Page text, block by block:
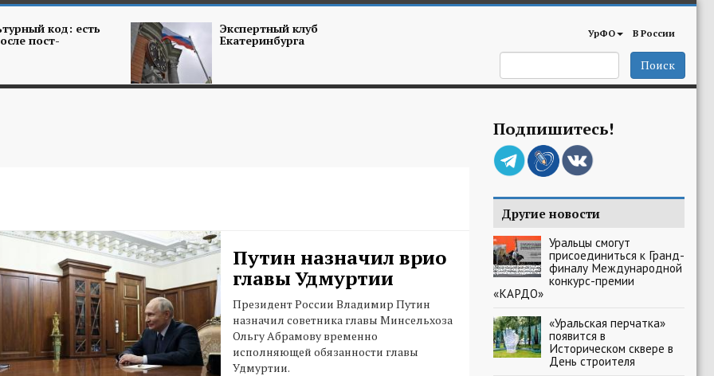
код: есть
пост-
Экспертный клуб
Екатеринбурга УрФО В России
Поиск
Путин назначил врио
главы Удмуртии
Президент России Владимир Путин
назначил советника главы Минсельхоза
Ольгу Абрамову временно
исполняющей обязанности главы
Удмуртии.
Подпишитесь!
Другие новости
Уральцы смогут
присоединиться к Гранд-
финалу Международной
конкурс-премии
«КАРДО»
«Уральская перчатка»
появится в
Историческом сквере в
День строителя